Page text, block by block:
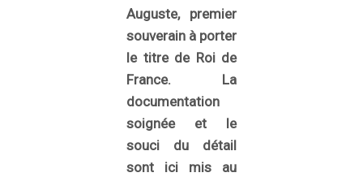
Auguste, premier
souverain à porter
le titre de Roi de
France. La
documentation
soignée et le
souci du détail
sont ici mis au